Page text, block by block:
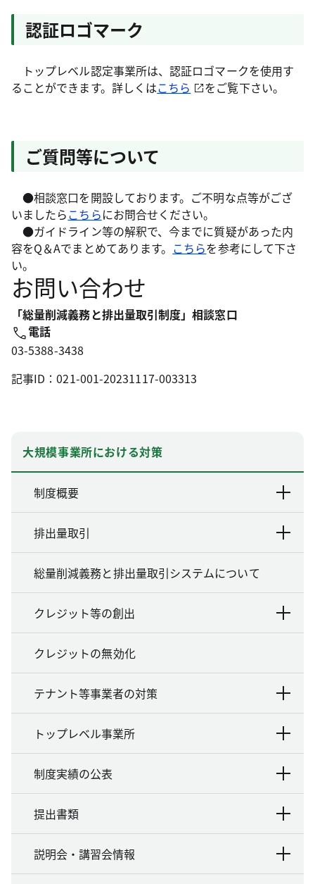
認証ロゴマーク
トップレベル認定事業所は、認証ロゴマークを使用す
ることができます。詳しくはこちら をご覧下さい。
ご質問等について
●相談窓口を開設しております。ご不明な点等がござ
いましたらこちらにお問合せください。
●ガイドライン等の解釈で、今までに質疑があった内
容をQ＆Aでまとめてあります。 こちらを参考にして下さ
い。
お問い合わせ
「総量削減義務と排出量取引制度」相談窓口
電話
03-5388-3438
記事ID：021-001-20231117-003313
大規模事業所における対策
制度概要
排出量取引
総量削減義務と排出量取引システムについて
クレジット等の創出
クレジットの無効化
テナント等事業者の対策
トップレベル事業所
制度実績の公表
提出書類
説明会・講習会情報